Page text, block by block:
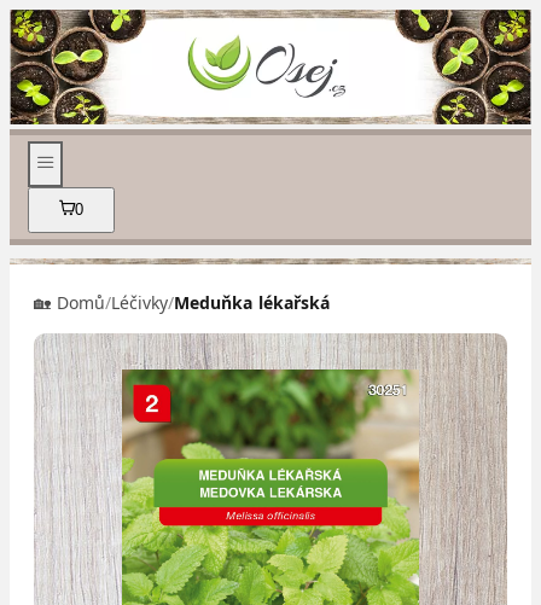
0
🏡 Domů/Léčivky/Meduňka lékařská